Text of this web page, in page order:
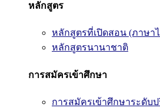
หลักสูตร
หลักสูตรที่เปิดสอน (ภาษา
หลักสูตรนานาชาติ
การสมัครเข้าศึกษา
การสมัครเข้าศึกษาระดั